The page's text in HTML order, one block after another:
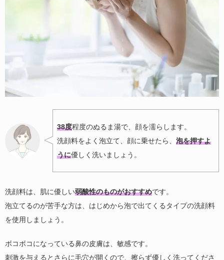
38度程度のぬるま湯で、顔を濡らします。
洗顔料をよく泡立て、顔に乗せたら、 泡を押すよ
うに優しく洗いましょう。
洗顔料は、肌に優しい弱酸性のものがおすすめです。
泡立てるのが苦手な方は、はじめから泡で出てくるタイプの洗顔料
を使用しましょう。
ボコボコになっている鼻の皮膚は、敏感です。
刺激を与えるとさらに毛穴が開くので、擦らず優しく洗ってくださ